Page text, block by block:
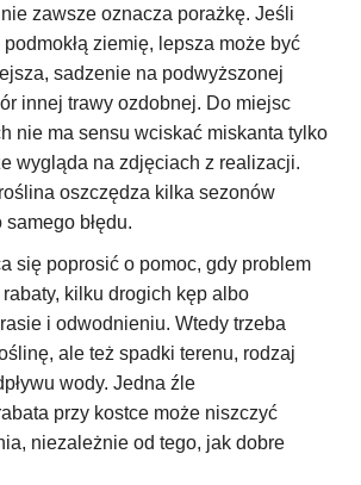
zawsze oznacza porażkę. Jeśli
ziemię, lepsza może być
sadzenie na podwyższonej
innej trawy ozdobnej. Do miejsc
nie ma sensu wciskać miskanta tylko
wygląda na zdjęciach z realizacji.
oszczędza kilka sezonów
błędu.
się poprosić o pomoc, gdy problem
kilku drogich kęp albo
i odwodnieniu. Wtedy trzeba
ale też spadki terenu, rodzaj
wody. Jedna źle
przy kostce może niszczyć
niezależnie od tego, jak dobre